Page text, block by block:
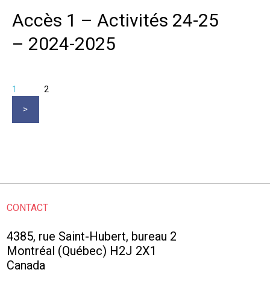
Accès 1 – Activités 24-25
– 2024-2025
1 2
CONTACT
4385, rue Saint-Hubert, bureau 2
Montréal (Québec) H2J 2X1
Canada